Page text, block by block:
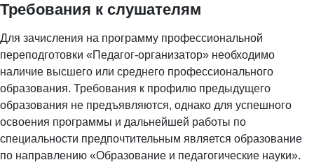
Требования к слушателям
Для зачисления на программу профессиональной
переподготовки «Педагог-организатор» необходимо
наличие высшего или среднего профессионального
образования. Требования к профилю предыдущего
образования не предъявляются, однако для успешного
освоения программы и дальнейшей работы по
специальности предпочтительным является образование
по направлению «Образование и педагогические науки».